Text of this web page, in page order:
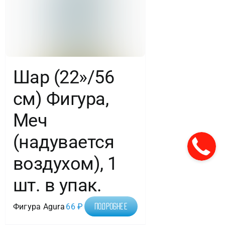
Шар (22»/56
см) Фигура,
Меч
(надувается
воздухом), 1
шт. в упак.
Фигура Agura 66₽ Подробнее